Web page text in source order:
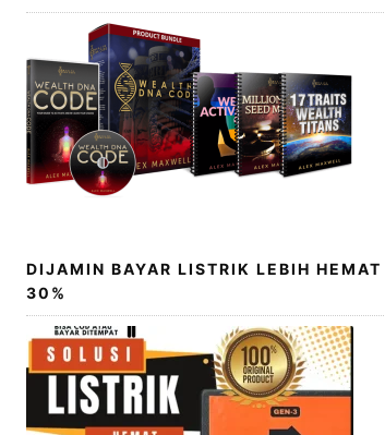
DIJAMIN BAYAR LISTRIK LEBIH HEMAT
30%